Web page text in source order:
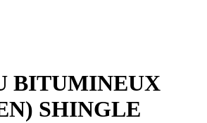
BITUMINEUX
SHINGLE